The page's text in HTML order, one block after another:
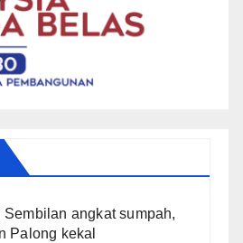
angkat sumpah,
Palong kekal